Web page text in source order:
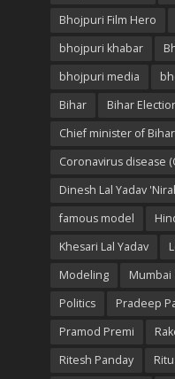
Bhojpuri Film Hero
bhojpuri khabar
bhojpuri media
Bihar
Bihar
Chief minister of Bihar
Coronavirus disease
Dinesh Lal Yadav
famous model
Khesari Lal Yadav
Modeling
Mumbai
Politics
Pradeep
Pramod Premi
Ritesh Panday